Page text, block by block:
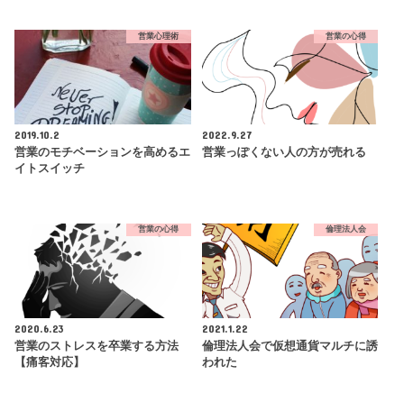
営業心理術
2019.10.2
営業のモチベーションを高めるエ
イトスイッチ
営業の心得
2022.9.27
営業っぽくない人の方が売れる
営業の心得
2020.6.23
営業のストレスを卒業する方法
【痛客対応】
倫理法人会
2021.1.22
倫理法人会で仮想通貨マルチに誘
われた